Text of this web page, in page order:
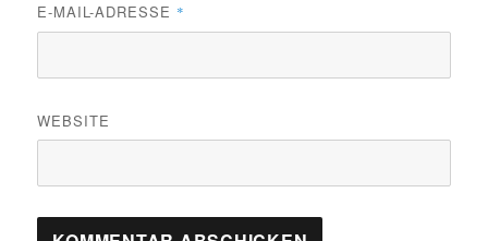
E-MAIL-ADRESSE *
WEBSITE